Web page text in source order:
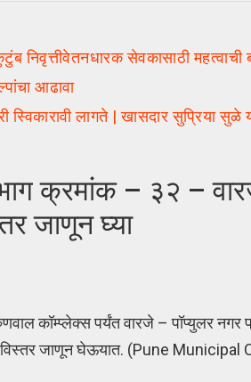
सेवकासाठी महत्वाची
आढावा
लागते | खासदार सुप्रिया सुळे
क्रमांक – ३२ –
जाणून घ्या
कॉम्प्लेक्स पर्यंत वारजे – पॉप्युलर नगर
सविस्तर जाणून घेऊयात. (Pune